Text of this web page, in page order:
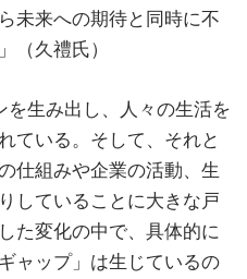
未来への期待と同時に不
（久禮氏）
を生み出し、人々の生活を
ている。そして、それと
仕組みや企業の活動、生
していることに大きな戸
た変化の中で、具体的に
ャップ」は生じているの